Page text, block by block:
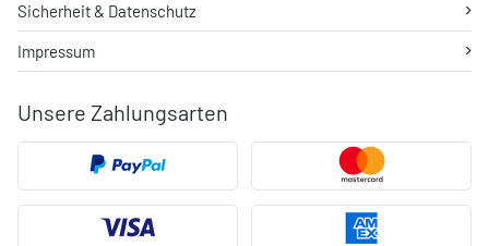
Unsere Zahlungsarten
Sicherheit & Datenschutz
Impressum